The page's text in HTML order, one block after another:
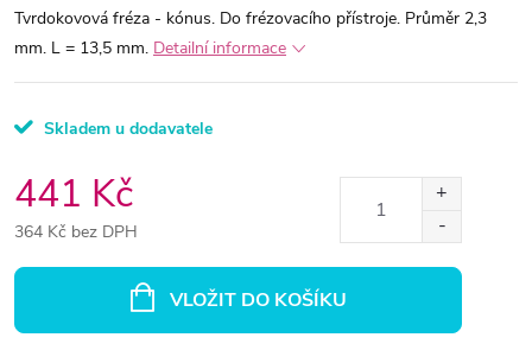
Tvrdokovová fréza - kónus. Do frézovacího přístroje. Průměr 2,3
mm. L = 13,5 mm. Detailní informace
Skladem u dodavatele
441 Kč
364 Kč bez DPH
VLOŽIT DO KOŠÍKU